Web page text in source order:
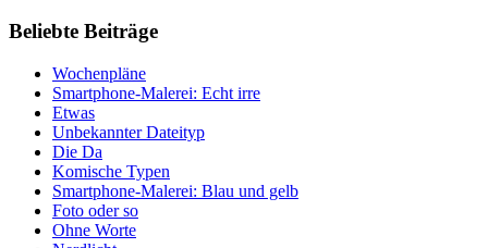
Beliebte Beiträge
Wochenpläne
Smartphone-Malerei: Echt irre
Etwas
Unbekannter Dateityp
Die Da
Komische Typen
Smartphone-Malerei: Blau und gelb
Foto oder so
Ohne Worte